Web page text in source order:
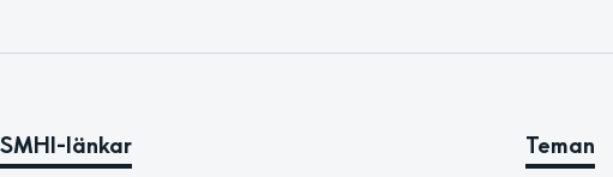
SMHI-länkar Teman